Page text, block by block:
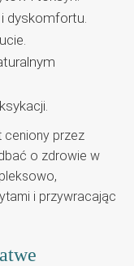
dyskomfortu.
ceniony przez
o zdrowie w
i przywracając